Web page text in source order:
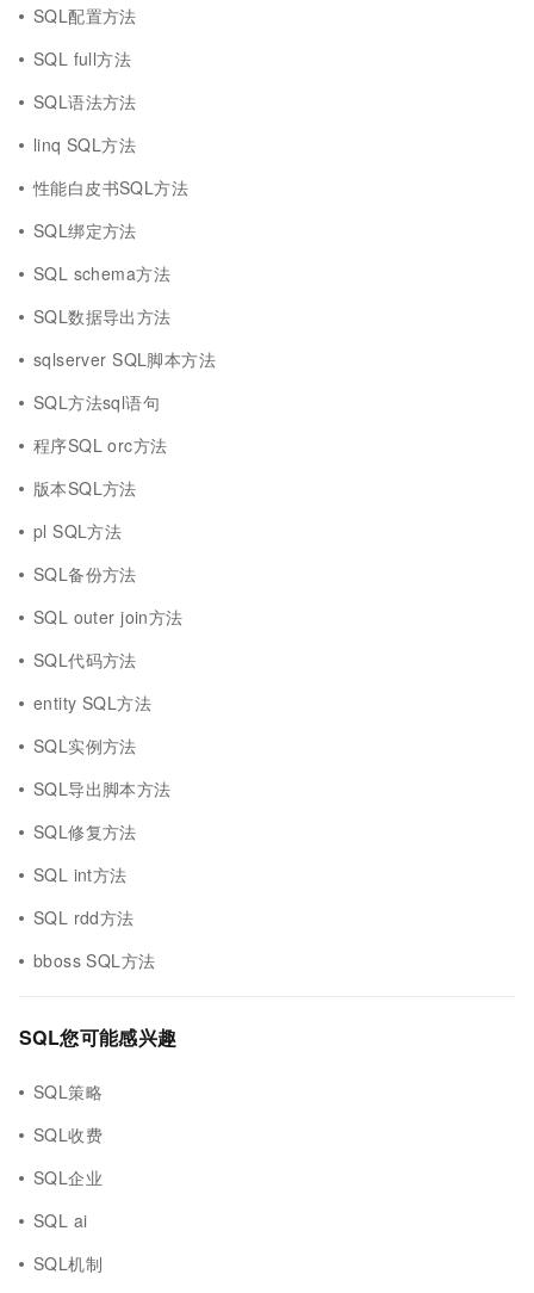
SQL配置方法
SQL full方法
SQL语法方法
linq SQL方法
性能白皮书SQL方法
SQL绑定方法
SQL schema方法
SQL数据导出方法
sqlserver SQL脚本方法
SQL方法sql语句
程序SQL orc方法
版本SQL方法
pl SQL方法
SQL备份方法
SQL outer join方法
SQL代码方法
entity SQL方法
SQL实例方法
SQL导出脚本方法
SQL修复方法
SQL int方法
SQL rdd方法
bboss SQL方法
SQL您可能感兴趣
SQL策略
SQL收费
SQL企业
SQL ai
SQL机制